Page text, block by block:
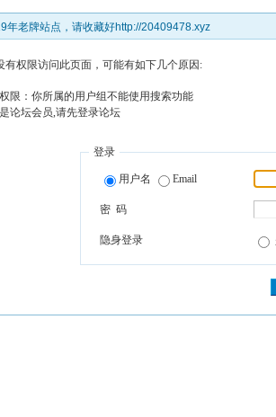
年老牌站点，请收藏好http://20409478.xyz
有权限访问此页面，可能有如下几个原因:
限：你所属的用户组不能使用搜索功能
论坛会员,请先登录论坛
登录
用户名 Email
密 码
隐身登录